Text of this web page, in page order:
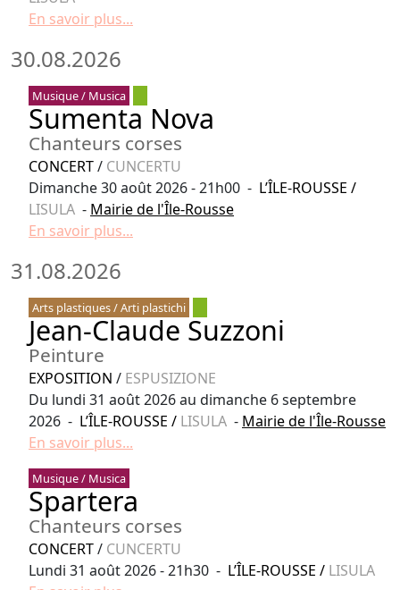
En savoir plus...
30.08.2026
Musique / Musica
Sumenta Nova
Chanteurs corses
CONCERT/ CUNCERTU
Dimanche 30 août 2026 - 21h00 - L’ÎLE-ROUSSE /
LISULA - Mairie de l'Île-Rousse
En savoir plus...
31.08.2026
Arts plastiques / Arti plastichi
Jean-Claude Suzzoni
Peinture
EXPOSITION / ESPUSIZIONE
Du lundi 31 août 2026 au dimanche 6 septembre
2026 - L’ÎLE-ROUSSE / LISULA - Mairie de l'Île-Rousse
En savoir plus...
Musique / Musica
Spartera
Chanteurs corses
CONCERT/ CUNCERTU
Lundi 31 août 2026 - 21h30 - L’ÎLE-ROUSSE / LISULA